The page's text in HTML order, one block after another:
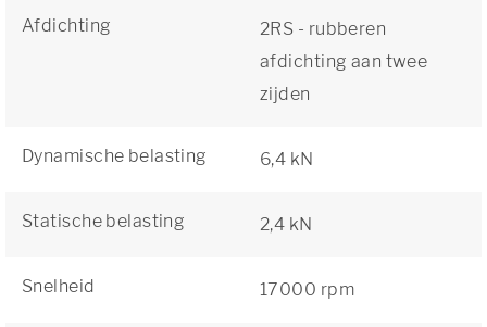
Afdichting
2RS - rubberen
afdichting aan twee
zijden
Dynamische belasting 6,4 kN
Statische belasting 2,4 kN
Snelheid 17000 rpm